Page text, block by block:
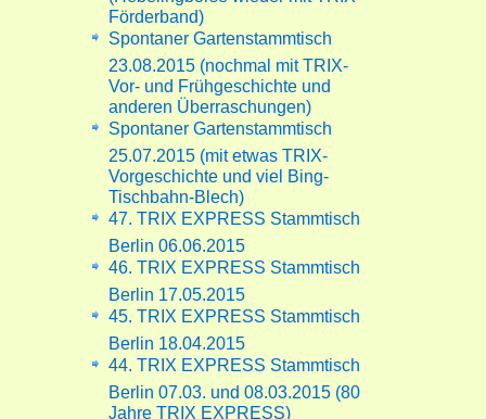
Förderband)
Spontaner Gartenstammtisch
23.08.2015 (nochmal mit TRIX-
Vor- und Frühgeschichte und
anderen Überraschungen)
Spontaner Gartenstammtisch
25.07.2015 (mit etwas TRIX-
Vorgeschichte und viel Bing-
Tischbahn-Blech)
47. TRIX EXPRESS Stammtisch
Berlin 06.06.2015
46. TRIX EXPRESS Stammtisch
Berlin 17.05.2015
45. TRIX EXPRESS Stammtisch
Berlin 18.04.2015
44. TRIX EXPRESS Stammtisch
Berlin 07.03. und 08.03.2015 (80
Jahre TRIX EXPRESS)